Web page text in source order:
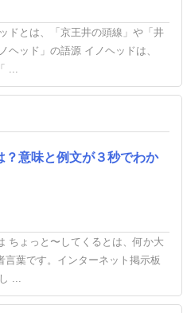
ドとは、「京王井の頭線」や「井
ヘッド」の語源 イノヘッドは、
...
？意味と例文が３秒でわか
ちょっと〜してくるとは、何か大
言葉です。インターネット掲示板
...